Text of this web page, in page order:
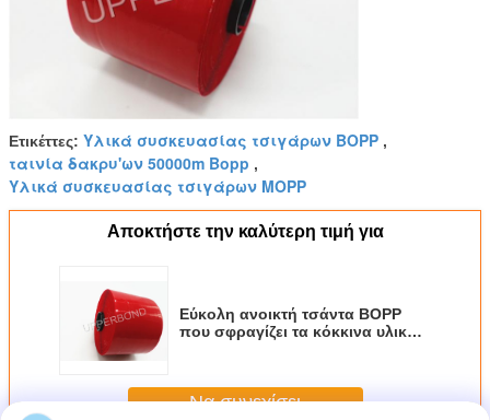
Ετικέττες: Υλικά συσκευασίας τσιγάρων BOPP ,
ταινία δακρυ'ων 50000m Bopp ,
Υλικά συσκευασίας τσιγάρων MOPP
Αποκτήστε την καλύτερη τιμή για
Εύκολη ανοικτή τσάντα BOPP
που σφραγίζει τα κόκκινα υλικά
Να συνεχίσει